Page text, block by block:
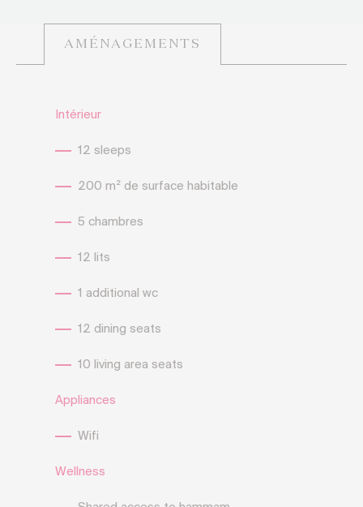
AMÉNAGEMENTS
Intérieur
12 sleeps
200 m² de surface habitable
5 chambres
12 lits
1 additional wc
12 dining seats
10 living area seats
Appliances
Wifi
Wellness